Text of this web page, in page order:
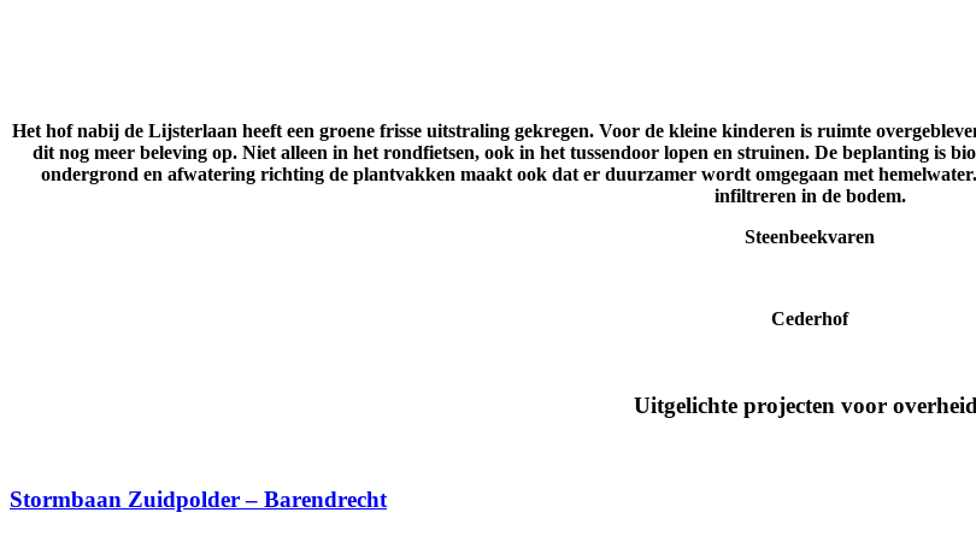
Het hof nabij de Lijsterlaan heeft een groene frisse uitstraling gekregen. Voor de kleine kinderen is ruimte
dit nog meer beleving op. Niet alleen in het rondfietsen, ook in het tussendoor lopen en struinen. De beplanting is
ondergrond en afwatering richting de plantvakken maakt ook dat er duurzamer wordt omgegaan met
infiltreren in de bodem.
Steenbeekvaren
Cederhof
Uitgelichte projecten voor
Stormbaan Zuidpolder – Barendrecht